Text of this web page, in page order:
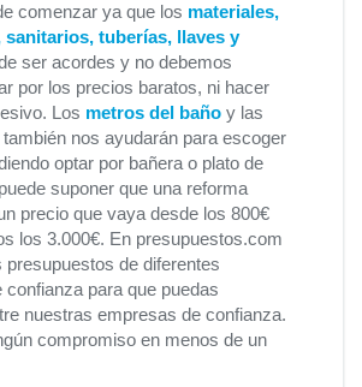
comenzar ya que los materiales,
sanitarios, tuberías, llaves y
ser acordes y no debemos
por los precios baratos, ni hacer
Los metros del baño y las
nos ayudarán para escoger
optar por bañera o plato de
suponer que una reforma
precio que vaya desde los 800€
los 3.000€. En presupuestos.com
presupuestos de diferentes
para que puedas
nuestras empresas de confianza.
compromiso en menos de un